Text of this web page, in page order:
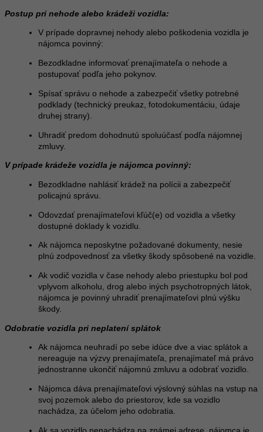
Postup pri nehode alebo krádeži vozidla:
V prípade dopravnej nehody alebo poškodenia vozidla je
nájomca povinný:
Bezodkladne informovať prenajímateľa o nehode a
postupovať podľa jeho pokynov.
Spísať správu o nehode a zabezpečiť všetky potrebné
podklady (technický preukaz, fotodokumentáciu, údaje
druhej strany).
Uhradiť predom dohodnutú spoluúčasť podľa nájomnej
zmluvy.
V prípade krádeže vozidla je nájomca povinný:
Bezodkladne nahlásiť krádež na polícii a zabezpečiť
policajnú správu.
Odovzdať prenajímateľovi kľúč(e) od vozidla a všetky
dostupné doklady k vozidlu.
Ak nájomca neposkytne požadované dokumenty, nesie
plnú zodpovednosť za všetky škody spôsobené na vozidle.
Ak vodič vozidla v čase nehody alebo priestupku bol pod
vplyvom alkoholu, drog alebo iných psychotropných látok,
nájomca je povinný uhradiť prenajímateľovi plnú výšku
škody.
Odobratie vozidla pri neplatení splátok
Ak nájomca neuhradí po sebe idúce dve a viac splátok a
nereaguje na výzvy prenajímateľa, prenajímateľ má právo
jednostranne ukončiť nájomnú zmluvu a odobrať vozidlo.
Nájomca dáva prenajímateľovi výslovný súhlas na vstup na
svoj pozemok alebo do priestorov, kde sa vozidlo
nachádza, za účelom jeho odobratia.